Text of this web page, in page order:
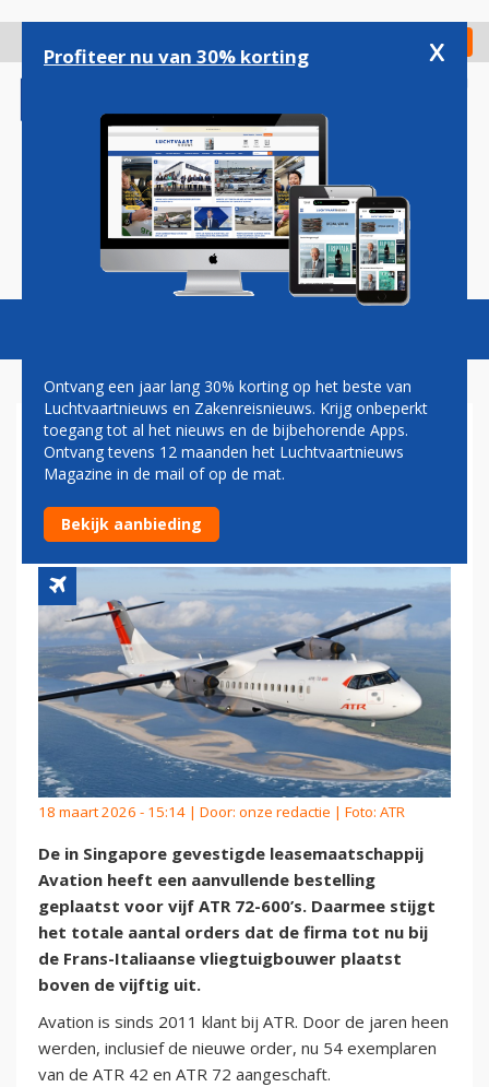
gaan
Check in
Magazine Podcasts Vacatures
LEASEBEDRIJF AVATION VULT
ATR-VLOOT AAN MET VIJF
EXTRA TOESTELLEN
18 maart 2026 - 15:14 | Door: onze redactie | Foto: ATR
De in Singapore gevestigde leasemaatschappij
Avation heeft een aanvullende bestelling
geplaatst voor vijf ATR 72-600’s. Daarmee stijgt
het totale aantal orders dat de firma tot nu bij
de Frans-Italiaanse vliegtuigbouwer plaatst
boven de vijftig uit.
Avation is sinds 2011 klant bij ATR. Door de jaren heen
werden, inclusief de nieuwe order, nu 54 exemplaren
van de ATR 42 en ATR 72 aangeschaft.
Profiteer nu van 30% korting x
Ontvang een jaar lang 30% korting op het beste van
Luchtvaartnieuws en Zakenreisnieuws. Krijg onbeperkt
toegang tot al het nieuws en de bijbehorende Apps.
Ontvang tevens 12 maanden het Luchtvaartnieuws
Magazine in de mail of op de mat.
Bekijk aanbieding